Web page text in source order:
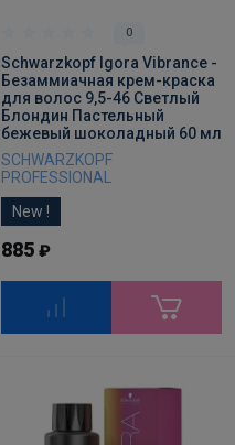
0
Schwarzkopf Igora Vibrance -
Безаммиачная крем-краска
для волос 9,5-46 Светлый
Блондин Пастельный
бежевый шоколадный 60 мл
SCHWARZKOPF
PROFESSIONAL
New !
885 ₽